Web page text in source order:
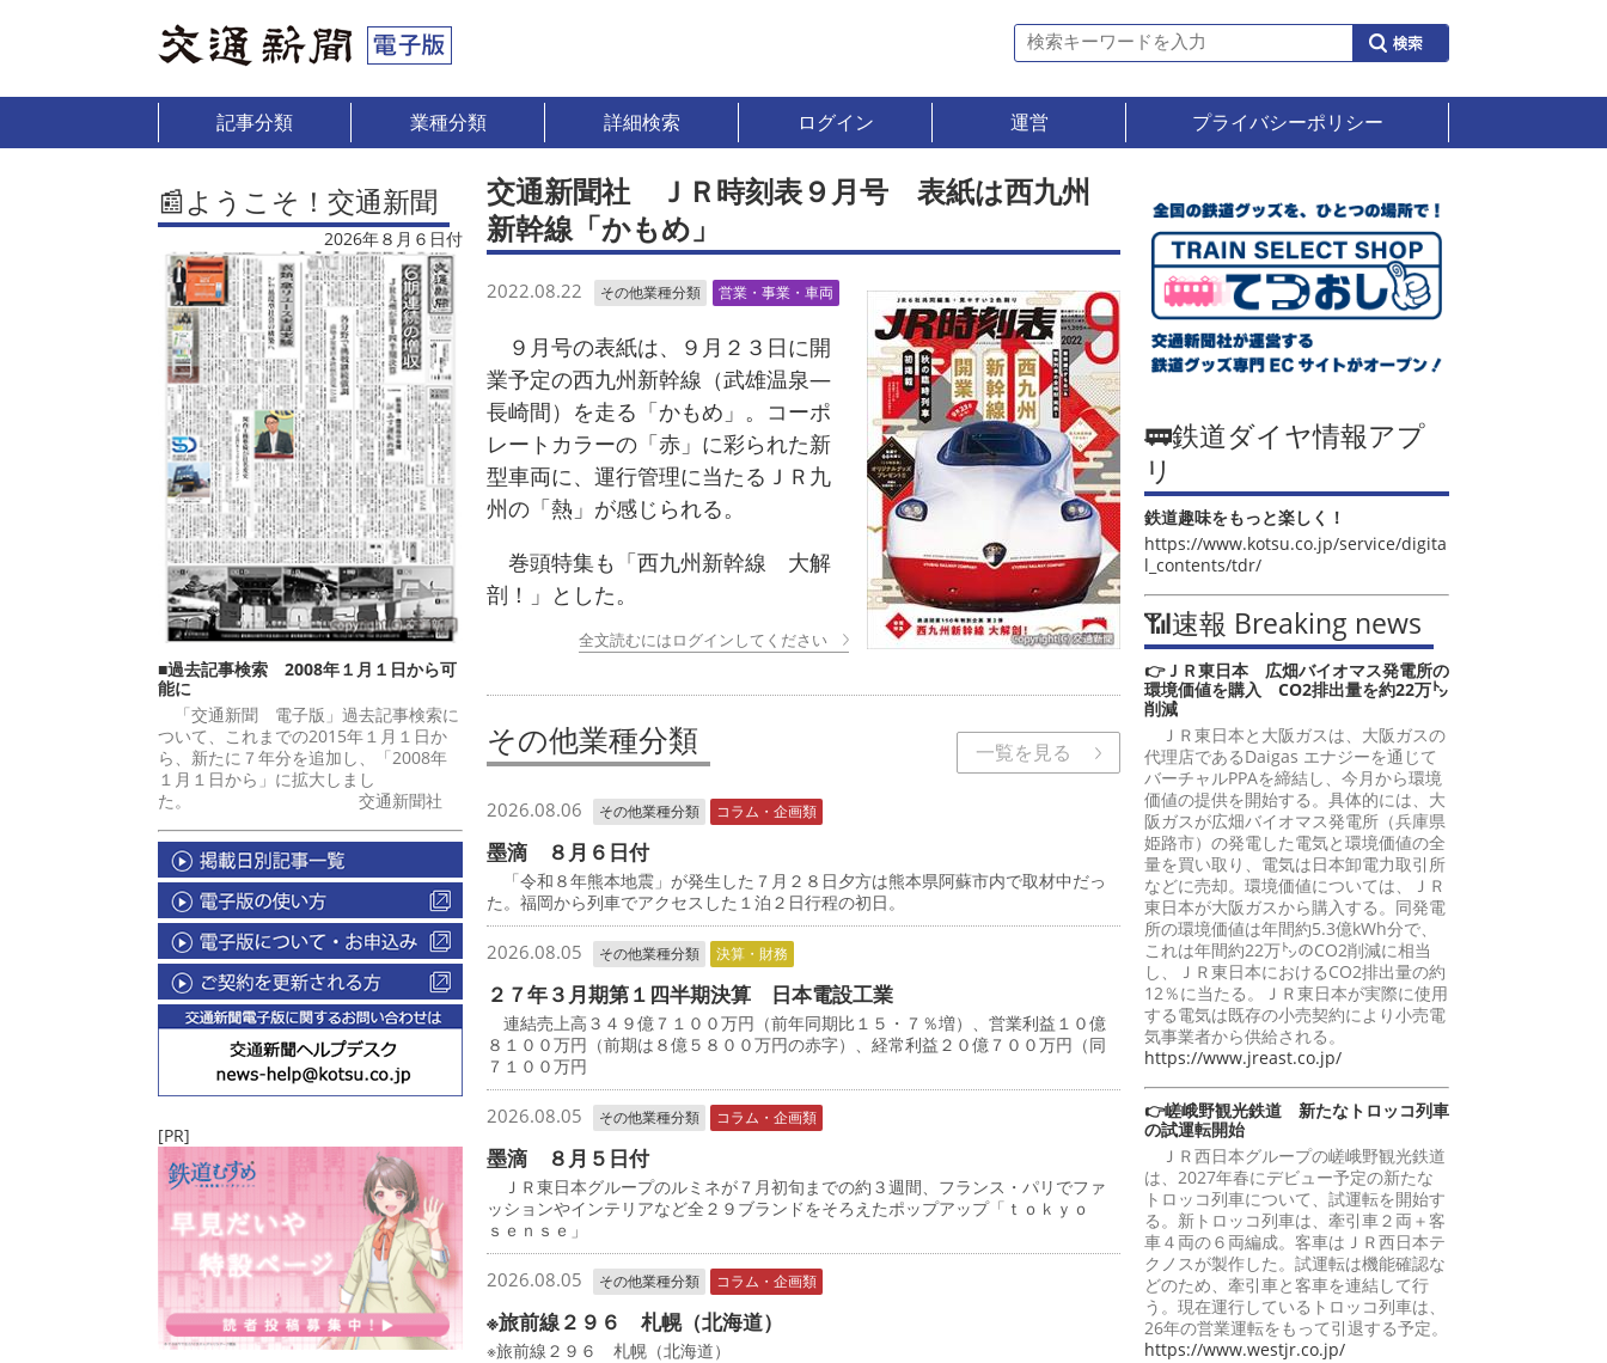
記事分類 業種分類 詳細検索 ログイン 運営 プライバシーポリシー
📰ようこそ！交通新聞
2026年８月６日付
■過去記事検索 2008年１月１日から可
能に
「交通新聞 電子版」過去記事検索に
ついて、これまでの2015年１月１日か
ら、新たに７年分を追加し、「2008年
１月１日から」に拡大しまし
た。 交通新聞社
[PR]
交通新聞社 ＪＲ時刻表９月号 表紙は西九州
新幹線「かもめ」
2022.08.22 その他業種分類 営業・事業・車両
９月号の表紙は、９月２３日に開
業予定の西九州新幹線（武雄温泉―
長崎間）を走る「かもめ」。コーポ
レートカラーの「赤」に彩られた新
型車両に、運行管理に当たるＪＲ九
州の「熱」が感じられる。
巻頭特集も「西九州新幹線 大解
剖！」とした。
全文読むにはログインしてください
その他業種分類 一覧を見る
2026.08.06 その他業種分類 コラム・企画類
墨滴 ８月６日付
「令和８年熊本地震」が発生した７月２８日夕方は熊本県阿蘇市内で取材中だっ
た。福岡から列車でアクセスした１泊２日行程の初日。
2026.08.05 その他業種分類 決算・財務
２７年３月期第１四半期決算 日本電設工業
連結売上高３４９億７１００万円（前年同期比１５・７％増）、営業利益１０億
８１００万円（前期は８億５８００万円の赤字）、経常利益２０億７００万円（同
７１００万円
2026.08.05 その他業種分類 コラム・企画類
墨滴 ８月５日付
ＪＲ東日本グループのルミネが７月初旬までの約３週間、フランス・パリでファ
ッションやインテリアなど全２９ブランドをそろえたポップアップ「ｔｏｋｙｏ
ｓｅｎｓｅ」
2026.08.05 その他業種分類 コラム・企画類
※旅前線２９６ 札幌（北海道）
※旅前線２９６ 札幌（北海道）
🚃鉄道ダイヤ情報アプ
リ
鉄道趣味をもっと楽しく！
https://www.kotsu.co.jp/service/digita
l_contents/tdr/
📶速報 Breaking news
👉ＪＲ東日本 広畑バイオマス発電所の
環境価値を購入 CO2排出量を約22万㌧
削減
ＪＲ東日本と大阪ガスは、大阪ガスの
代理店であるDaigas エナジーを通じて
バーチャルPPAを締結し、今月から環境
価値の提供を開始する。具体的には、大
阪ガスが広畑バイオマス発電所（兵庫県
姫路市）の発電した電気と環境価値の全
量を買い取り、電気は日本卸電力取引所
などに売却。環境価値については、ＪＲ
東日本が大阪ガスから購入する。同発電
所の環境価値は年間約5.3億kWh分で、
これは年間約22万㌧のCO2削減に相当
し、ＪＲ東日本におけるCO2排出量の約
12％に当たる。ＪＲ東日本が実際に使用
する電気は既存の小売契約により小売電
気事業者から供給される。
https://www.jreast.co.jp/
👉嵯峨野観光鉄道 新たなトロッコ列車
の試運転開始
ＪＲ西日本グループの嵯峨野観光鉄道
は、2027年春にデビュー予定の新たな
トロッコ列車について、試運転を開始す
る。新トロッコ列車は、牽引車２両＋客
車４両の６両編成。客車はＪＲ西日本テ
クノスが製作した。試運転は機能確認な
どのため、牽引車と客車を連結して行
う。現在運行しているトロッコ列車は、
26年の営業運転をもって引退する予定。
https://www.westjr.co.jp/